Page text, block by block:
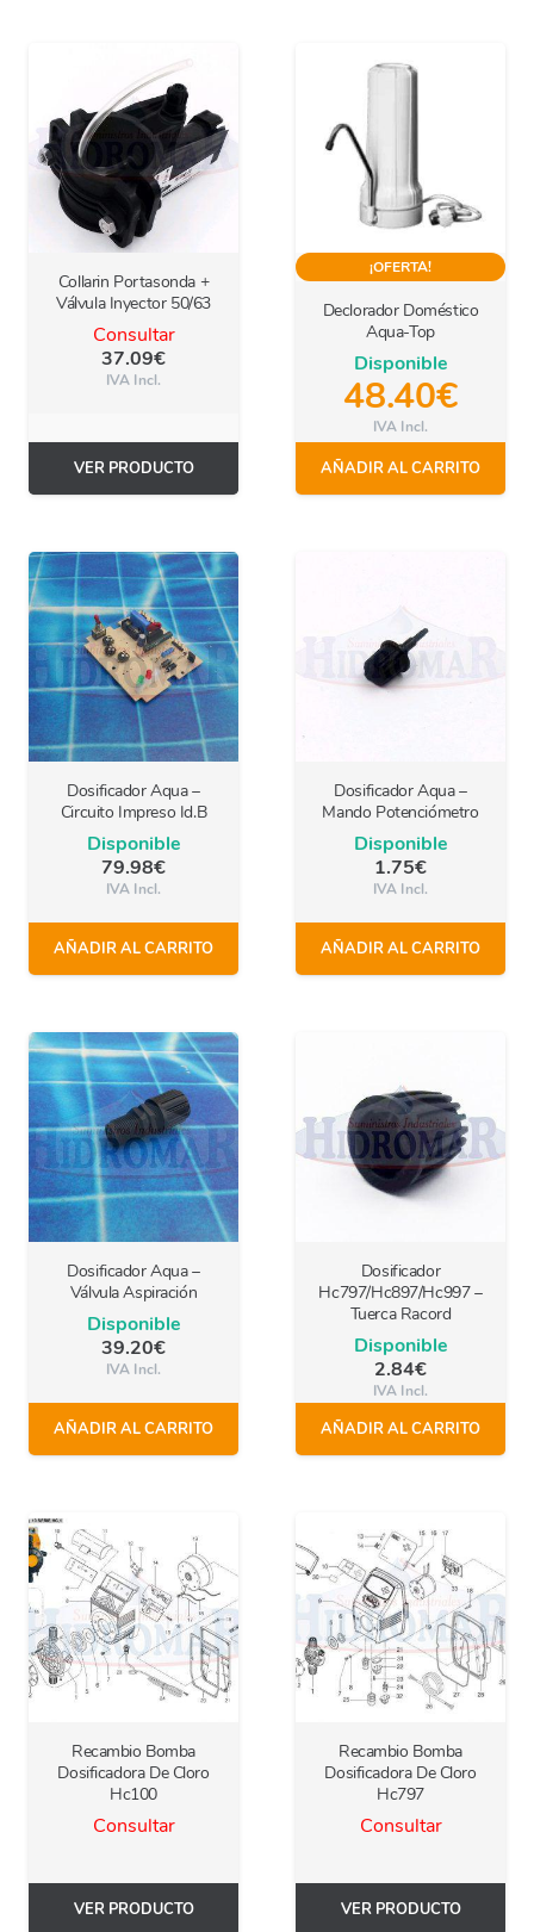
Collarin Portasonda +
Válvula Inyector 50/63
Consultar
37.09€
IVA Incl.
VER PRODUCTO
¡OFERTA!
Declorador Doméstico
Aqua-Top
Disponible
48.40€
IVA Incl.
AÑADIR AL CARRITO
Dosificador Aqua –
Circuito Impreso Id.B
Disponible
79.98€
IVA Incl.
AÑADIR AL CARRITO
Dosificador Aqua –
Mando Potenciómetro
Disponible
1.75€
IVA Incl.
AÑADIR AL CARRITO
Dosificador Aqua –
Válvula Aspiración
Disponible
39.20€
IVA Incl.
AÑADIR AL CARRITO
Dosificador
Hc797/Hc897/Hc997 –
Tuerca Racord
Disponible
2.84€
IVA Incl.
AÑADIR AL CARRITO
Recambio Bomba
Dosificadora De Cloro
Hc100
Consultar
VER PRODUCTO
Recambio Bomba
Dosificadora De Cloro
Hc797
Consultar
VER PRODUCTO